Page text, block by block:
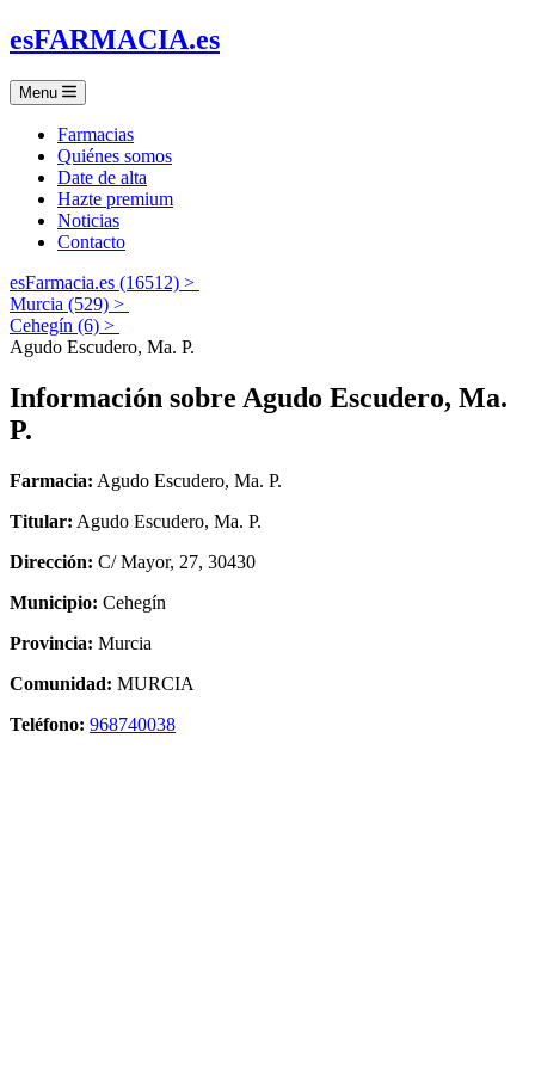
esFARMACIA.es
Menu
Farmacias
Quiénes somos
Date de alta
Hazte premium
Noticias
Contacto
esFarmacia.es (16512) >
Murcia (529) >
Cehegín (6) >
Agudo Escudero, Ma. P.
Información sobre Agudo Escudero, Ma.
P.
Farmacia: Agudo Escudero, Ma. P.
Titular: Agudo Escudero, Ma. P.
Dirección: C/ Mayor, 27, 30430
Municipio: Cehegín
Provincia: Murcia
Comunidad: MURCIA
Teléfono: 968740038